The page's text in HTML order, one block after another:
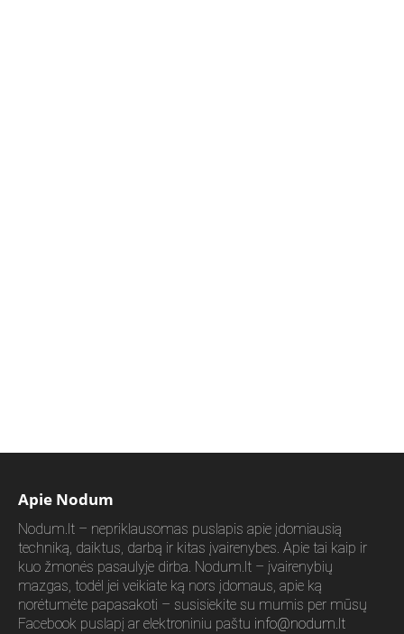
Apie Nodum
Nodum.lt – nepriklausomas puslapis apie įdomiausią
techniką, daiktus, darbą ir kitas įvairenybes. Apie tai kaip ir
kuo žmonės pasaulyje dirba. Nodum.lt – įvairenybių
mazgas, todėl jei veikiate ką nors įdomaus, apie ką
norėtumėte papasakoti – susisiekite su mumis per mūsų
Facebook puslapį ar elektroniniu paštu info@nodum.lt